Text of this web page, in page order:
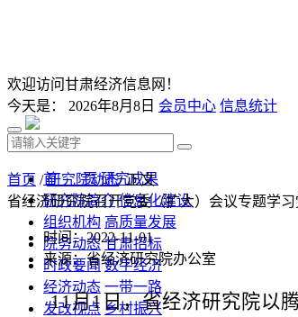
欢迎访问甘肃经济信息网！
今天是： 2026年8月8日 会员中心 信息统计
首 页 研究成果
研究院简介 信息化建设
组织机构 高质量发展
院务动态 甘肃招标
时政要闻 数字经济
经济动态 一带一路
发改视点 乡村振兴
首页 /研究院动态/ 正文
省经济研究院召开党委（扩大）会议专题学
时间：2022-11-01
来源：省经济研究院办公室
11月1日，省经济研究院以腾